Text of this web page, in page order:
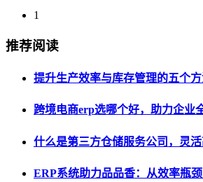
1
推荐阅读
提升生产效率与库存管理的五个
跨境电商erp选哪个好，助力企业
什么是第三方仓储服务公司，灵
ERP系统助力品品香：从效率瓶